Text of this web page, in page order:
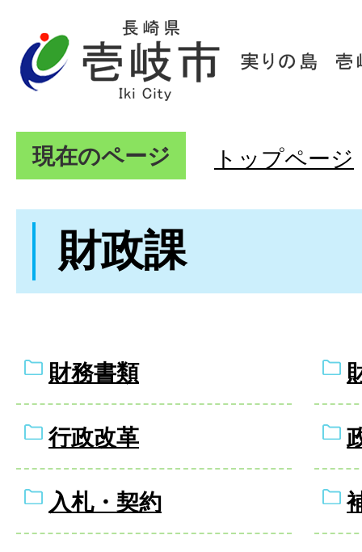
現在のページ トップページ
財政課
財務書類
行政改革
入札・契約